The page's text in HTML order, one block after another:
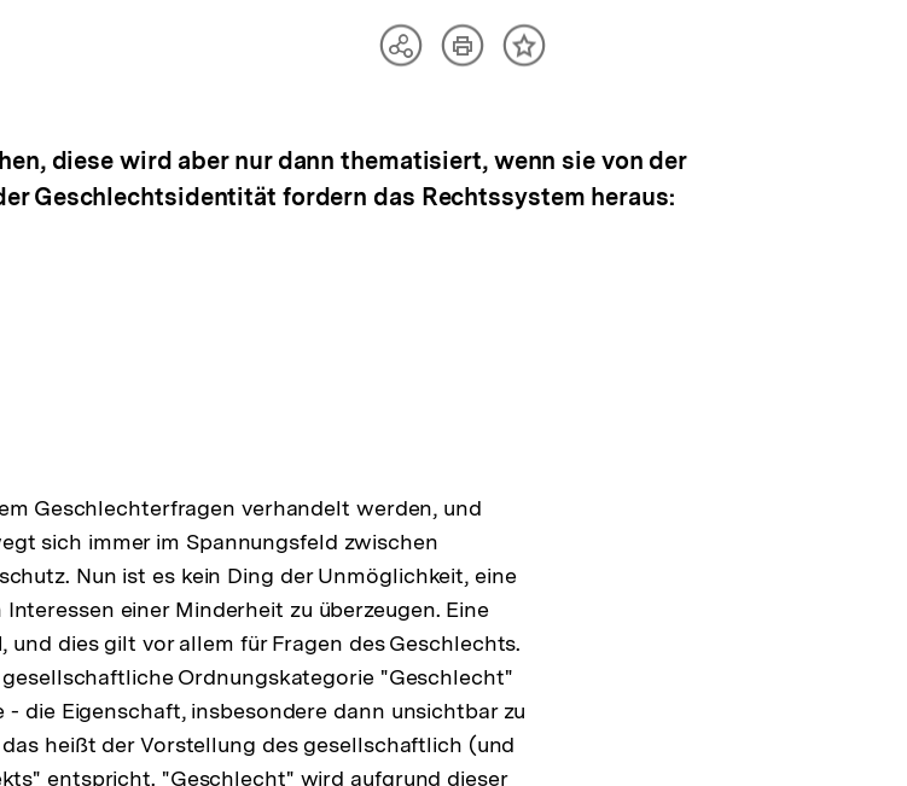
TeilenArtikelInhalt
diese wird aber nur dann thematisiert, wenn sie von der
Geschlechtsidentität fordern das Rechtssystem heraus:
Geschlechterfragen verhandelt werden, und
sich immer im Spannungsfeld zwischen
Nun ist es kein Ding der Unmöglichkeit, eine
einer Minderheit zu überzeugen. Eine
und dies gilt vor allem für Fragen des Geschlechts.
Ordnungskategorie "Geschlecht"
die Eigenschaft, insbesondere dann unsichtbar zu
heißt der Vorstellung des gesellschaftlich (und
entspricht. "Geschlecht" wird aufgrund dieser